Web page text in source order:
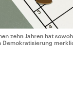
zehn Jahren hat
Demokratisierung